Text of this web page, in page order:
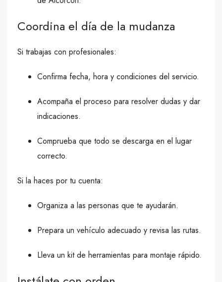
Coordina el día de la mudanza
Si trabajas con profesionales:
Confirma fecha, hora y condiciones del servicio.
Acompaña el proceso para resolver dudas y dar
indicaciones.
Comprueba que todo se descarga en el lugar
correcto.
Si la haces por tu cuenta:
Organiza a las personas que te ayudarán.
Prepara un vehículo adecuado y revisa las rutas.
Lleva un kit de herramientas para montaje rápido.